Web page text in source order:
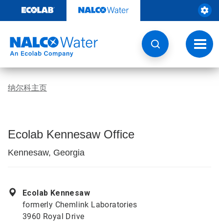
至
切
换
导
航
纳尔科主页
Ecolab Kennesaw Office
Kennesaw, Georgia
Ecolab Kennesaw
formerly Chemlink Laboratories
3960 Royal Drive